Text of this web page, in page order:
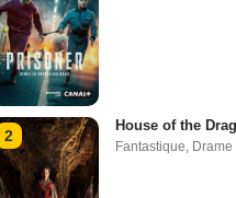
2
House of the
Fantastique, Drame